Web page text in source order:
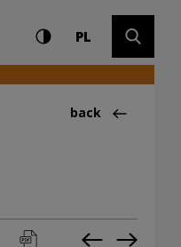
search
High contrast
PLCHANGE
Back
back
print pobierz Previous
Next